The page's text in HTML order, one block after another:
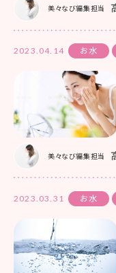
美々なび編集担当
2023.04.14 お水
美々なび編集担当
2023.03.31 お水